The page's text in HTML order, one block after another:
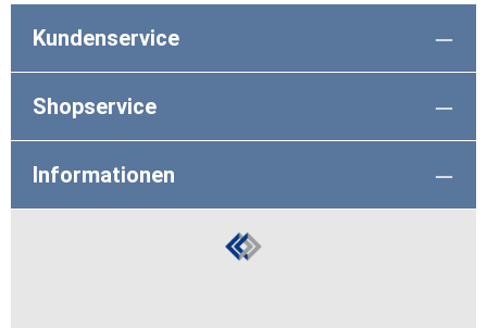
Kundenservice
Shopservice
Informationen